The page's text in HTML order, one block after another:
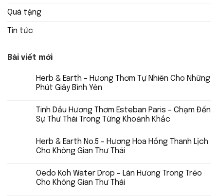
Quà tặng
Tin tức
Bài viết mới
Herb & Earth – Hương Thơm Tự Nhiên Cho Những
Phút Giây Bình Yên
Tinh Dầu Hương Thơm Esteban Paris – Chạm Đến
Sự Thư Thái Trong Từng Khoảnh Khắc
Herb & Earth No.5 – Hương Hoa Hồng Thanh Lịch
Cho Không Gian Thư Thái
Oedo Koh Water Drop – Làn Hương Trong Trẻo
Cho Không Gian Thư Thái